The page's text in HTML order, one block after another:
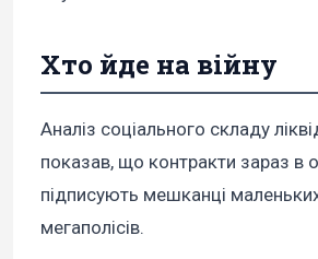
Хто йде на війну
Аналіз соціального складу
показав, що контракти зараз в
підписують мешканці маленьких
мегаполісів.